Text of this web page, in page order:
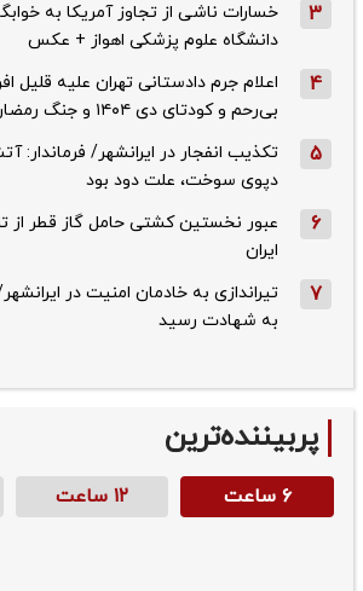
3
خسارات ناشی از تجاوز آمریکا به
دانشگاه علوم پزشکی اهواز + عکس
4
اعلام جرم دادستانی تهران علیه قلیل
بی‌رحم و کودتای دی‌ ۱۴۰۴ و جنگ رمضان
5
تکذیب ‌انفجار در ایرانشهر/
دپوی سوخت، علت دود بود
6
عبور نخستین کشتی حامل گاز قطر از
ایران
7
تیراندازی به خادمان امنیت در
به شهادت رسید
پربیننده‌ترین
۶ ساعت ۱۲ ساعت